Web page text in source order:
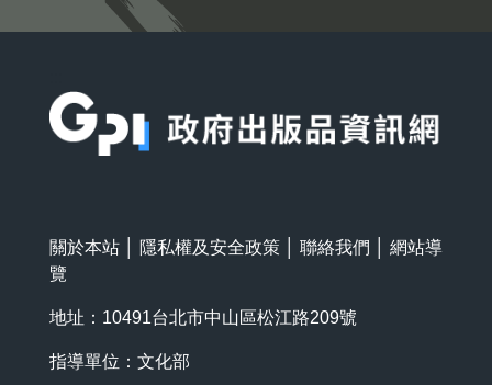
關於本站 隱私權及安全政策 聯絡我們
網站導
覽
地址：10491台北市中山區松江路209號
指導單位：文化部